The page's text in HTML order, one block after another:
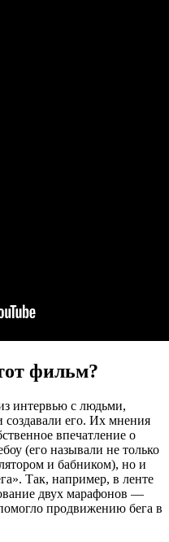
фильм?
интервью с людьми,
создавали его. Их мнения
впечатление о
(его называли не только
и бабником), но и
Так, например, в ленте
двух марафонов —
продвижению бега в